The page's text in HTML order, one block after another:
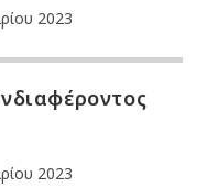
2023
2023